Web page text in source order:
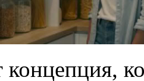
концепция,